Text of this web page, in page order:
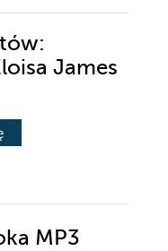
James
MP3